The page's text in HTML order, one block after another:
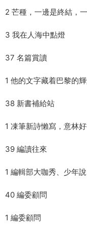
2 芒種，一邊是終結，
3 我在人海中點燈
37 名篇賞讀
1 他的文字藏着巴黎的
38 新書補給站
1 凍筆新詩懶寫，意林
39 編讀往來
1 編輯部大咖秀、少年
40 編委顧問
1 編委顧問